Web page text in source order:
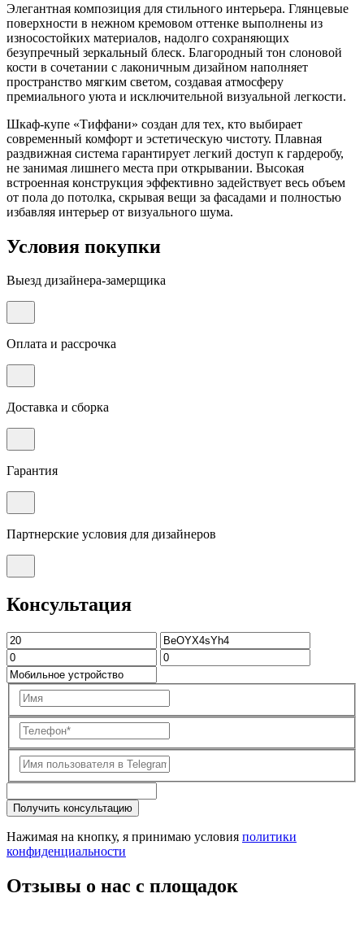
Элегантная композиция для стильного интерьера. Глянцевые
поверхности в нежном кремовом оттенке выполнены из
износостойких материалов, надолго сохраняющих
безупречный зеркальный блеск. Благородный тон слоновой
кости в сочетании с лаконичным дизайном наполняет
пространство мягким светом, создавая атмосферу
премиального уюта и исключительной визуальной легкости.
Шкаф-купе «Тиффани» создан для тех, кто выбирает
современный комфорт и эстетическую чистоту. Плавная
раздвижная система гарантирует легкий доступ к гардеробу,
не занимая лишнего места при открывании. Высокая
встроенная конструкция эффективно задействует весь объем
от пола до потолка, скрывая вещи за фасадами и полностью
избавляя интерьер от визуального шума.
Условия покупки
Выезд дизайнера-замерщика
Оплата и рассрочка
Доставка и сборка
Гарантия
Партнерские условия для дизайнеров
Консультация
Получить консультацию
Нажимая на кнопку, я принимаю условия политики
конфиденциальности
Отзывы о нас с площадок